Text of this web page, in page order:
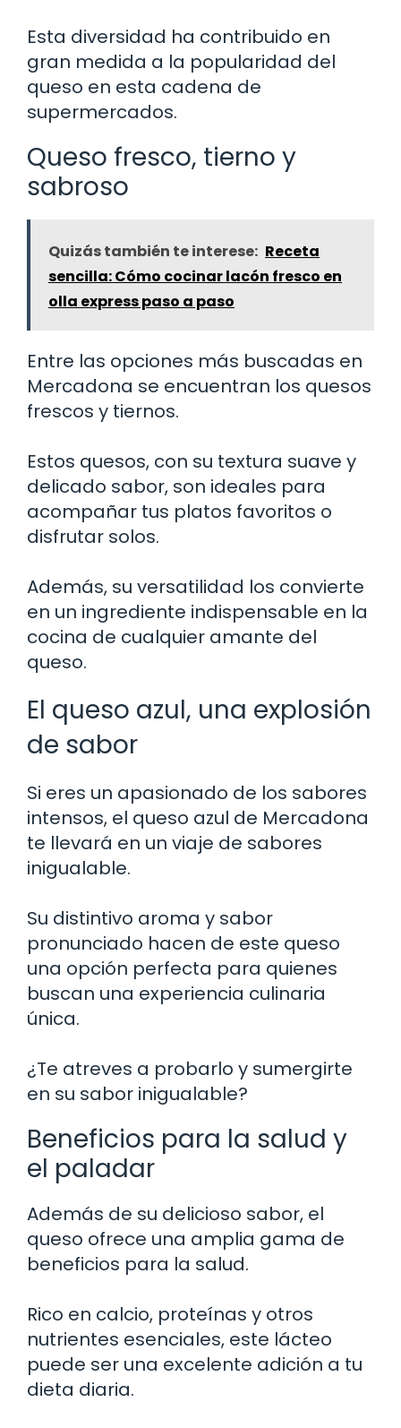
Esta diversidad ha contribuido en
gran medida a la popularidad del
queso en esta cadena de
supermercados.
Queso fresco, tierno y
sabroso
Quizás también te interese: Receta
sencilla: Cómo cocinar lacón fresco en
olla express paso a paso
Entre las opciones más buscadas en
Mercadona se encuentran los quesos
frescos y tiernos.
Estos quesos, con su textura suave y
delicado sabor, son ideales para
acompañar tus platos favoritos o
disfrutar solos.
Además, su versatilidad los convierte
en un ingrediente indispensable en la
cocina de cualquier amante del
queso.
El queso azul, una explosión
de sabor
Si eres un apasionado de los sabores
intensos, el queso azul de Mercadona
te llevará en un viaje de sabores
inigualable.
Su distintivo aroma y sabor
pronunciado hacen de este queso
una opción perfecta para quienes
buscan una experiencia culinaria
única.
¿Te atreves a probarlo y sumergirte
en su sabor inigualable?
Beneficios para la salud y
el paladar
Además de su delicioso sabor, el
queso ofrece una amplia gama de
beneficios para la salud.
Rico en calcio, proteínas y otros
nutrientes esenciales, este lácteo
puede ser una excelente adición a tu
dieta diaria.